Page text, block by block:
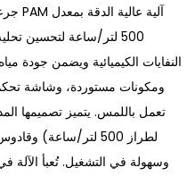
500 لتر/ساعة لتحسين
النفايات الكيميائية ويضمن جودة
وسهولة في التشغيل. تُعبأ